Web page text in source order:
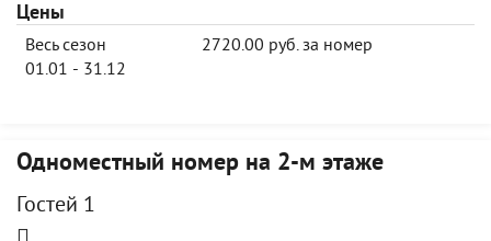
Цены
Весь сезон
01.01 - 31.12
2720.00 руб. за номер
Одноместный номер на 2-м этаже
Гостей 1